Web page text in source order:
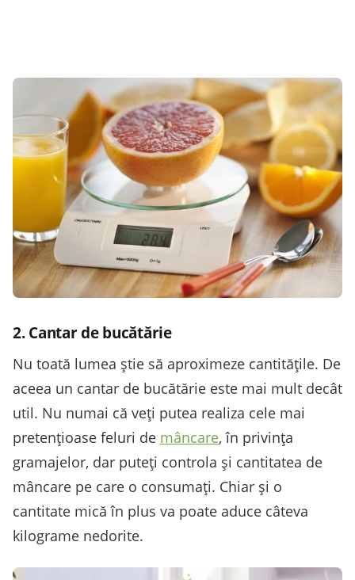
2. Cantar de bucătărie
Nu toată lumea știe să aproximeze cantitățile. De
aceea un cantar de bucătărie este mai mult decât
util. Nu numai că veți putea realiza cele mai
pretențioase feluri de mâncare, în privința
gramajelor, dar puteți controla și cantitatea de
mâncare pe care o consumați. Chiar și o
cantitate mică în plus va poate aduce câteva
kilograme nedorite.